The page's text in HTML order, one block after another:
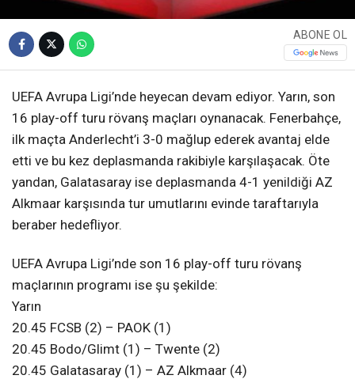
ABONE OL
UEFA Avrupa Ligi’nde heyecan devam ediyor. Yarın, son
16 play-off turu rövanş maçları oynanacak. Fenerbahçe,
ilk maçta Anderlecht’i 3-0 mağlup ederek avantaj elde
etti ve bu kez deplasmanda rakibiyle karşılaşacak. Öte
yandan, Galatasaray ise deplasmanda 4-1 yenildiği AZ
Alkmaar karşısında tur umutlarını evinde taraftarıyla
beraber hedefliyor.
UEFA Avrupa Ligi’nde son 16 play-off turu rövanş
maçlarının programı ise şu şekilde:
Yarın
20.45 FCSB (2) – PAOK (1)
20.45 Bodo/Glimt (1) – Twente (2)
20.45 Galatasaray (1) – AZ Alkmaar (4)